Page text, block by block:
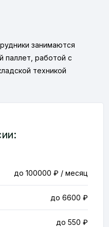
занимаются
паллет, работой с
техникой
до 100000 ₽ / месяц
до 6600 ₽
до 550 ₽